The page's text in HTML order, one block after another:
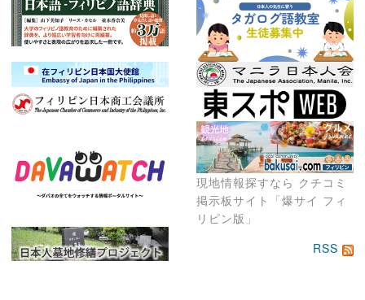
現地情報探すなら クチコミ
掲示板サイト「爆サイ フィ
リピン版」
RSS